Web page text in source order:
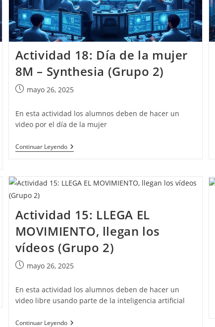
Actividad 18: Día de la mujer
8M – Synthesia (Grupo 2)
Publicación
la
entrada:
mayo 26, 2025
En esta actividad los alumnos deben de hacer un
video por el día de la mujer
Continuar LeyendoActividad
18:
La
Mujer
Synthesia
(Grupo
2)
Actividad 15: LLEGA EL
MOVIMIENTO, llegan los
vídeos (Grupo 2)
Publicación
la
entrada:
mayo 26, 2025
En esta actividad los alumnos deben de hacer un
video libre usando parte de la inteligencia artificial
Continuar LeyendoActividad